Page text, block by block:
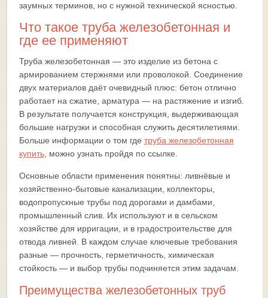
заумных терминов, но с нужной технической ясностью.
Что такое труба железобетонная и
где ее применяют
Труба железобетонная — это изделие из бетона с
армированием стержнями или проволокой. Соединение
двух материалов даёт очевидный плюс: бетон отлично
работает на сжатие, арматура — на растяжение и изгиб.
В результате получается конструкция, выдерживающая
большие нагрузки и способная служить десятилетиями.
Больше информации о том где труба железобетонная
купить, можно узнать пройдя по ссылке.
Основные области применения понятны: ливнёвые и
хозяйственно-бытовые канализации, коллекторы,
водопропускные трубы под дорогами и дамбами,
промышленный слив. Их используют и в сельском
хозяйстве для ирригации, и в градостроительстве для
отвода ливней. В каждом случае ключевые требования
разные — прочность, герметичность, химическая
стойкость — и выбор трубы подчиняется этим задачам.
Преимущества железобетонных труб